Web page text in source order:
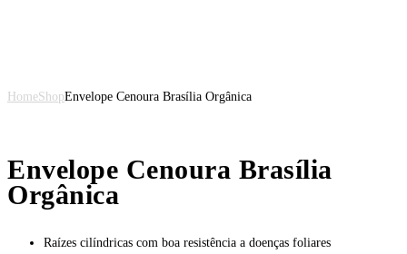
HomeShopEnvelope Cenoura Brasília Orgânica
Envelope Cenoura Brasília
Orgânica
Raízes cilíndricas com boa resistência a doenças foliares